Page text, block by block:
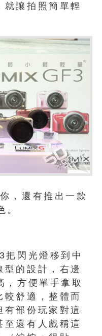
就讓拍照簡單輕
，還有推出一款
。
把閃光燈移到中
型的設計，右邊
，方便單手拿取
較舒適，整體而
有部份玩家對這
至還有人戲稱這